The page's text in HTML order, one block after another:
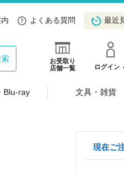
よくある質問 最近
お受取り
店舗一覧
ログイン
Blu-ray 文具・雑貨
現在ご